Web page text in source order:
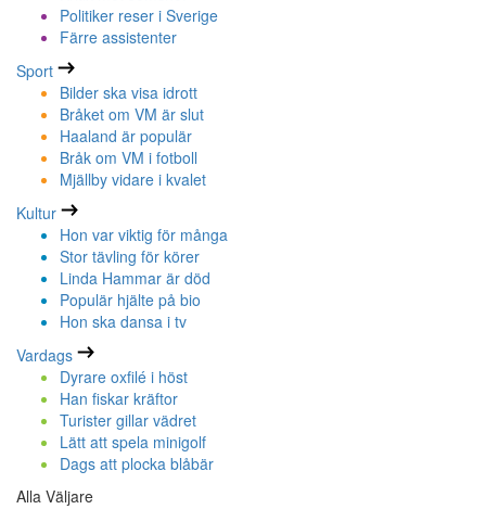
Politiker reser i Sverige
Färre assistenter
Sport
Bilder ska visa idrott
Bråket om VM är slut
Haaland är populär
Bråk om VM i fotboll
Mjällby vidare i kvalet
Kultur
Hon var viktig för många
Stor tävling för körer
Linda Hammar är död
Populär hjälte på bio
Hon ska dansa i tv
Vardags
Dyrare oxfilé i höst
Han fiskar kräftor
Turister gillar vädret
Lätt att spela minigolf
Dags att plocka blåbär
Alla Väljare